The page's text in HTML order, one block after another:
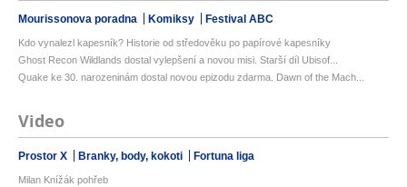
Mourissonova poradna Komiksy Festival ABC
Kdo vynalezl kapesník? Historie od středověku po papírové kapesníky
Ghost Recon Wildlands dostal vylepšení a novou misi. Starší díl Ubisof...
Quake ke 30. narozeninám dostal novou epizodu zdarma. Dawn of the Mach...
Video
Prostor X Branky, body, kokoti Fortuna liga
Milan Knížák pohřeb